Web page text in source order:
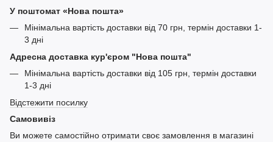
У поштомат «Нова пошта»
Мінімальна вартість доставки від 70 грн, термін доставки 1-
3 дні
Адресна доставка кур'єром "Нова пошта"
Мінімальна вартість доставки від 105 грн, термін доставки
1-3 дні
Відстежити посилку
Самовивіз
Ви можете самостійно отримати своє замовлення в магазині